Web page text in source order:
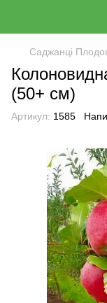
Саджанці
(50+ см)
Артикул: 1585